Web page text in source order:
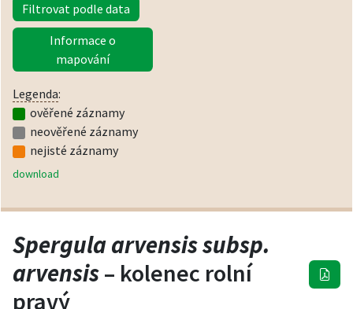
Filtrovat podle data
Informace o
mapování
Legenda:
ověřené záznamy
neověřené záznamy
nejisté záznamy
download
Spergula arvensis subsp.
arvensis– kolenec rolní
pravý